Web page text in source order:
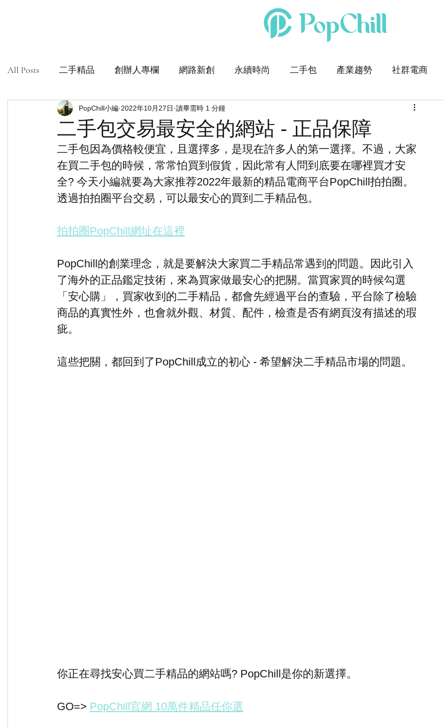
All Posts 二手精品 創辦人專欄 網路新創 永續時尚 二手包 產業趨勢 社群電商
社會創新組織 安心購鑑定
二手包交易最安全的網站 - 正品保障
PopChill小編 2022年10月27日 讀畢需時 1 分鐘
二手包因為價格較便宜，且選擇多，是現在許多人的第一選擇。不過，大家
在買二手包的時候，常常怕買到假貨，因此常有人問到底要在哪裡買才安
全? 今天小編就要為大家推荐2022年最新的精品電商平台PopChill拍拍圈。
透過拍拍圈平台交易，可以最安心的買到二手精品包。
拍拍圈PopChill網址在這裡
PopChill的創業理念，就是要解決大家買二手精品常遇到的問題。因此引入
了海外的正品鑑定技術，來為買家做最安心的把關。當買家買的時候勾選
「安心購」，買家收到的二手精品，都會先經過平台的查驗，平台除了檢驗
商品的真實性外，也會就外觀、材質、配件，檢查是否有網頁沒有描述的瑕
疵。
這些把關，都回到了PopChill成立的初心 - 希望解決二手精品市場的問題。
你正在尋找安心買二手精品的網站嗎? PopChill是你的新選擇。
GO=> PopChill官網 10萬件精品任你選